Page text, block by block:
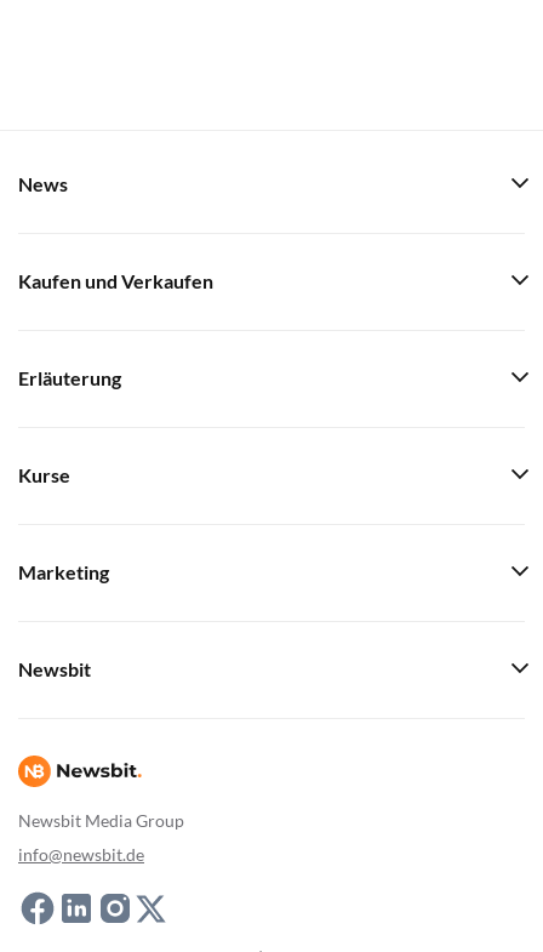
Newsbit Media Group
info@newsbit.de
News
Kaufen und Verkaufen
Erläuterung
Kurse
Marketing
Newsbit